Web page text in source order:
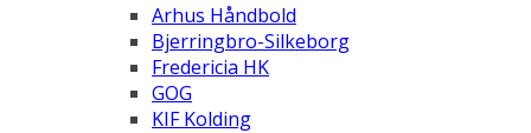
Arhus Håndbold
Bjerringbro-Silkeborg
Fredericia HK
GOG
KIF Kolding